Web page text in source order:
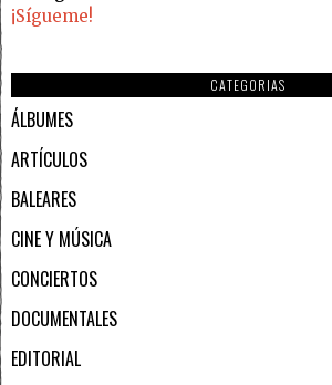
¡Sígueme!
CATEGORIAS
ÁLBUMES
ARTÍCULOS
BALEARES
CINE Y MÚSICA
CONCIERTOS
DOCUMENTALES
EDITORIAL